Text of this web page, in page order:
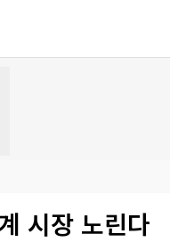
시장 노린다